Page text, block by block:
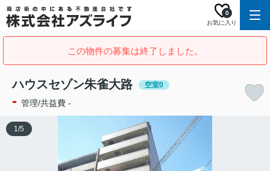
お気に入り
0
この物件の募集は終了しました。
ハウスセゾン朱雀大路 空室0
- 管理/共益費 -
1/5